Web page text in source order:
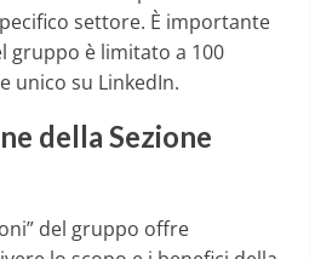
settore. È importante
gruppo è limitato a 100
unico su LinkedIn.
della Sezione
del gruppo offre